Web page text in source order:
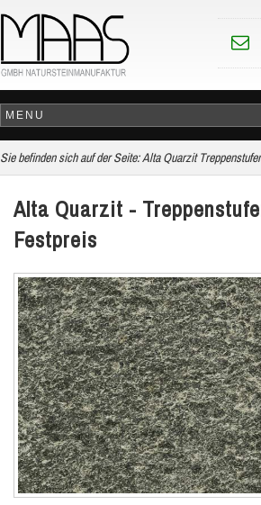
Sie befinden sich auf der Seite:Alta Quarzit
Alta Quarzit -
Festpreis